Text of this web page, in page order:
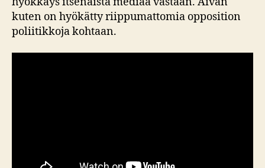
kuten on hyökätty riippumattomia opposition
poliitikkoja kohtaan.